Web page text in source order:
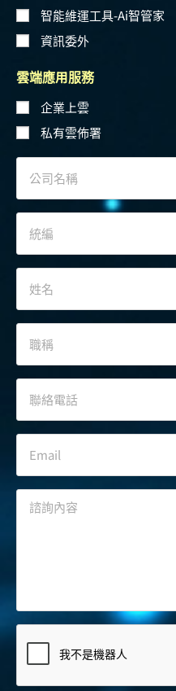
智能維運工具-Ai智管家
資訊委外
雲端應用服務
企業上雲
私有雲佈署